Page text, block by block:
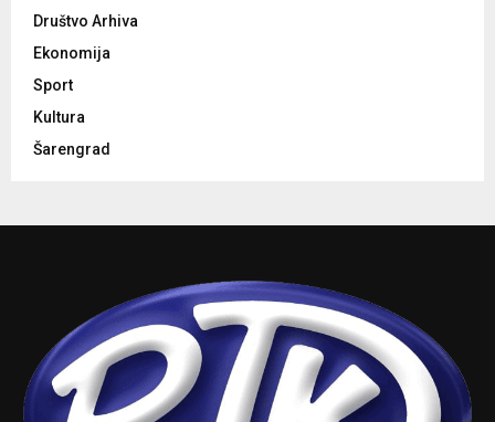
Društvo Arhiva
Ekonomija
Sport
Kultura
Šarengrad